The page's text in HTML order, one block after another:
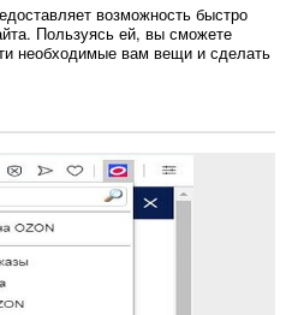
возможность быстро
Пользуясь ей, вы сможете
необходимые вам вещи и сделать